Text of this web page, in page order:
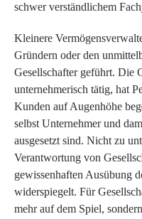
schwer verständlichem
Kleinere
Gründern oder den
Gesellschafter geführt. Die
unternehmerisch tätig, hat
Kunden auf Augenhöhe
selbst Unternehmer und
ausgesetzt sind. Nicht zu
Verantwortung von
gewissenhaften Ausübung
widerspiegelt. Für
mehr auf dem Spiel,